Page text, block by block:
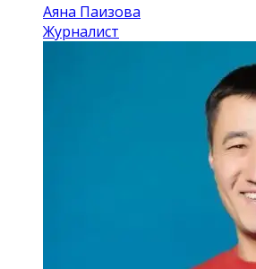
Аяна Паизова
Журналист